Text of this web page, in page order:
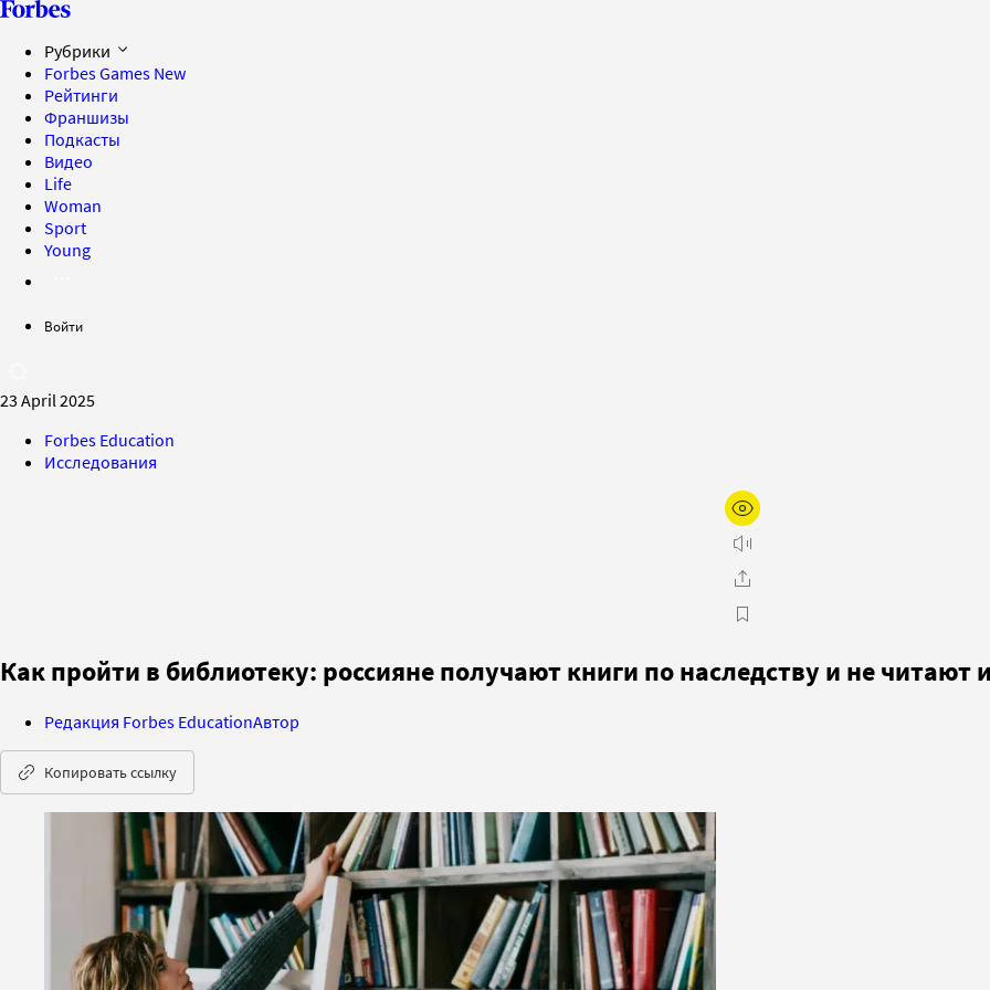
Рубрики
Forbes Games New
Рейтинги
Франшизы
Подкасты
Видео
Life
Woman
Sport
Young
Войти
23 April 2025
Forbes Education
Исследования
Как пройти в библиотеку: россияне получают книги по наследству и не читают
Редакция Forbes EducationАвтор
Копировать ссылку